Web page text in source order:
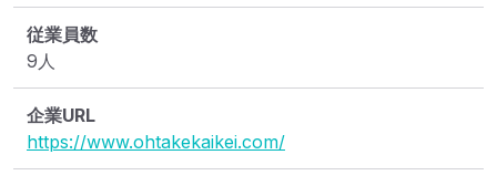
従業員数
9人
企業URL
https://www.ohtakekaikei.com/